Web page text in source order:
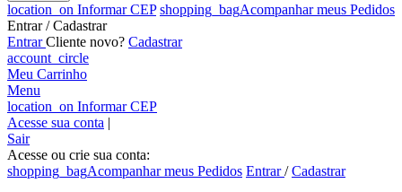
location_on Informar CEP shopping_bagAcompanhar meus Pedidos
Entrar / Cadastrar
EntrarCliente novo? Cadastrar
account_circle
Meu Carrinho
Menu
location_on Informar CEP
Acesse sua conta |
Sair
Acesse ou crie sua conta:
shopping_bagAcompanhar meus Pedidos Entrar/Cadastrar